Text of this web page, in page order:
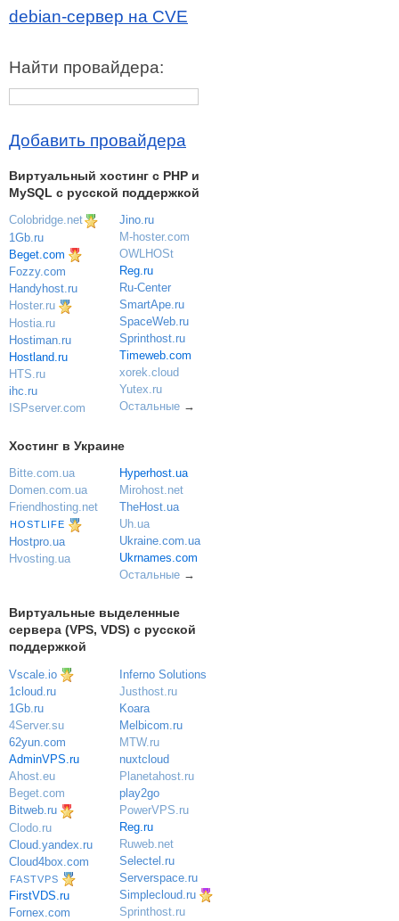
debian-сервер на CVE
Найти провайдера:
Добавить провайдера
Виртуальный хостинг c PHP и
MySQL с русской поддержкой
Colobridge.net
1Gb.ru
Beget.com
Fozzy.com
Handyhost.ru
Hoster.ru
Hostia.ru
Hostiman.ru
Hostland.ru
HTS.ru
ihc.ru
ISPserver.com
Jino.ru
M-hoster.com
OWLHOSt
Reg.ru
Ru-Center
SmartApe.ru
SpaceWeb.ru
Sprinthost.ru
Timeweb.com
xorek.cloud
Yutex.ru
Остальные→
Хостинг в Украине
Bitte.com.ua
Domen.com.ua
Friendhosting.net
HOSTLIFE
Hostpro.ua
Hvosting.ua
Hyperhost.ua
Mirohost.net
TheHost.ua
Uh.ua
Ukraine.com.ua
Ukrnames.com
Остальные→
Виртуальные выделенные
сервера (VPS, VDS) с русской
поддержкой
Vscale.io
1cloud.ru
1Gb.ru
4Server.su
62yun.com
AdminVPS.ru
Ahost.eu
Beget.com
Bitweb.ru
Clodo.ru
Cloud.yandex.ru
Cloud4box.com
FASTVPS
FirstVDS.ru
Fornex.com
Inferno Solutions
Justhost.ru
Koara
Melbicom.ru
MTW.ru
nuxtcloud
Planetahost.ru
play2go
PowerVPS.ru
Reg.ru
Ruweb.net
Selectel.ru
Serverspace.ru
Simplecloud.ru
Sprinthost.ru